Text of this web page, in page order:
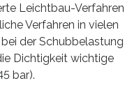
Leichtbau-Verfahren
Verfahren in vielen
der Schubbelastung
Dichtigkeit wichtige
bar).